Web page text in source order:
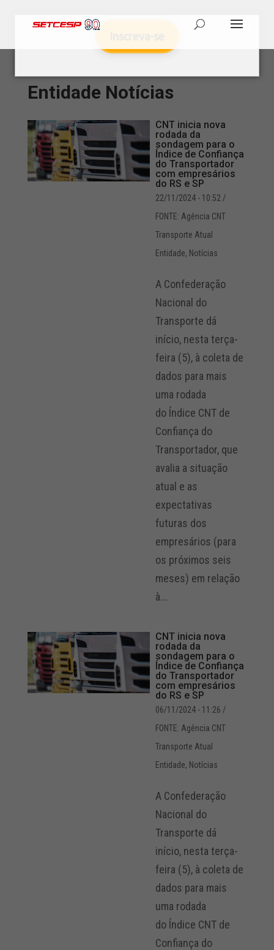
Entidade Notícias
CNT inicia nova
rodada da
sondagem para o
Índice de Confiança
do Transportador
com empresários
do RS e SP
22/11/2024 - 10:52 /
FONTE: Agência CNT
Transporte Atual
Entidade, Notícias
A Confederação
Nacional do
Transporte dá
início, nesta terça-
feira (5), à coleta de
dados para mais
uma rodada
do Índice CNT de
Confiança do
Transportador, que
avalia a situação
atual e as
expectativas
futuras dos
empresários (para
os próximos seis
meses) em relação
à...
CNT inicia nova
rodada da
sondagem para o
Índice de Confiança
do Transportador
com empresários
do RS e SP
06/11/2024 - 11:26 /
FONTE: Agência CNT
Transporte Atual
Entidade, Notícias
A Confederação
Nacional do
Transporte dá
início, nesta terça-
feira (5), à coleta de
dados para mais
uma rodada
do Índice CNT de
Confiança do